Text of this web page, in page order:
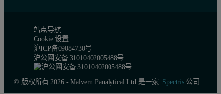
测量原级颗粒粒度的良好方法是超小角 X射线散射
Aeris 台式衍射仪
Aeris 台式 X射线衍射仪具备大型立式XRD的测角仪技术
站点导航
Cookie 设置
沪ICP备09084730号
沪公网安备 31010402005488号
© 版权所有 2026 - Malvern Panalytical Ltd 是一家 Spectris公司